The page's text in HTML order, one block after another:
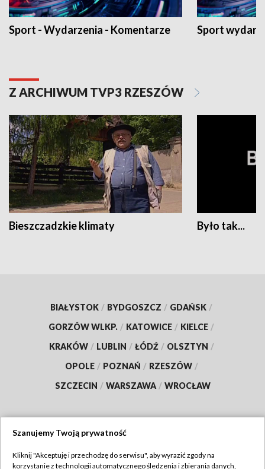
Sport - Wydarzenia - Komentarze Sport
Z ARCHIWUM TVP3 RZESZÓW
Bieszczadzkie klimaty Było tak...
BIAŁYSTOK / BYDGOSZCZ / GDAŃSK /
GORZÓW WLKP. / KATOWICE / KIELCE /
KRAKÓW / LUBLIN / ŁÓDŹ / OLSZTYN /
OPOLE / POZNAŃ / RZESZÓW /
SZCZECIN / WARSZAWA / WROCŁAW
Szanujemy Twoją prywatność
Kliknij "Akceptuję i przechodzę do serwisu", aby wyrazić zgody na
korzystanie z technologii automatycznego śledzenia i zbierania danych,